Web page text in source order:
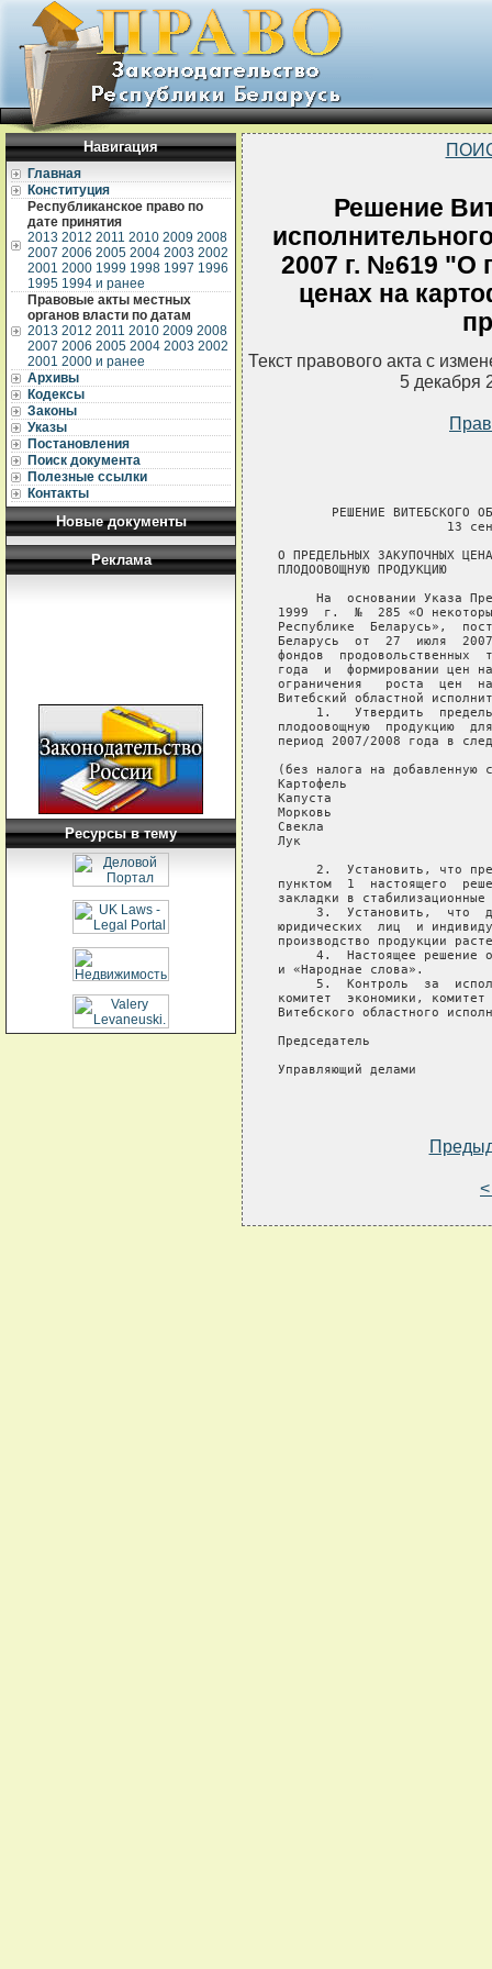
Навигация
Главная
Конституция
Республиканское право по
дате принятия
2013 2012 2011 2010 2009 2008
2007 2006 2005 2004 2003 2002
2001 2000 1999 1998 1997 1996
1995 1994 и ранее
Правовые акты местных
органов власти по датам
2013 2012 2011 2010 2009 2008
2007 2006 2005 2004 2003 2002
2001 2000 и ранее
Архивы
Кодексы
Законы
Указы
Постановления
Поиск документа
Полезные ссылки
Контакты
Новые документы
Реклама
Ресурсы в тему
Решение
2007 г. №619 "О
ценах на
Текст правового акта с
5 декабря
РЕШЕНИЕ ВИТЕБСКОГО
13
О ПРЕДЕЛЬНЫХ ЗАКУПОЧНЫХ
ПЛОДООВОЩНУЮ ПРОДУКЦИЮ
На  основании Указа
1999  г.  №  285 «О
Республике  Беларусь»,
Беларусь  от  27  июля
фондов  продовольственных
года  и  формировании цен
ограничения   роста  цен
Витебский областной
1.   Утвердить
плодоовощную  продукцию
период 2007/2008 года в
(без налога на добавленную
Картофель
Капуста
Морковь
Свекла
Лук
2.  Установить, что
пунктом  1  настоящего
закладки в
3.  Установить,  что
юридических  лиц  и
производство продукции
4.  Настоящее решение
и «Народнае слова».
5.  Контроль  за
комитет  экономики,
Витебского областного
Председатель
Управляющий делами